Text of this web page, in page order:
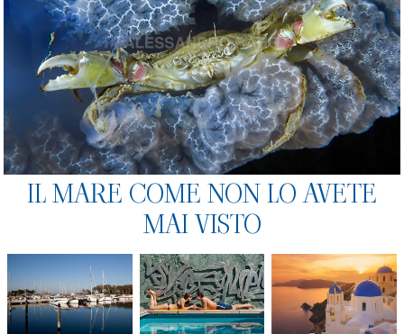
IL MARE COME NON LO AVETE
MAI VISTO